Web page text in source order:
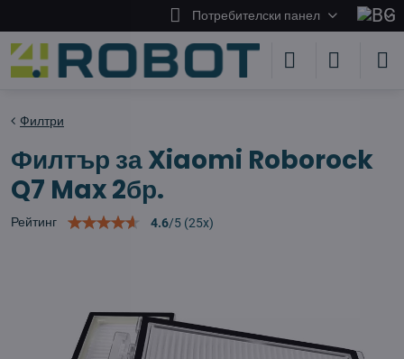
Потребителски панел
Филтри
Филтър за Xiaomi Roborock
Q7 Max 2бр.
Рейтинг 4.6/5 (25x)